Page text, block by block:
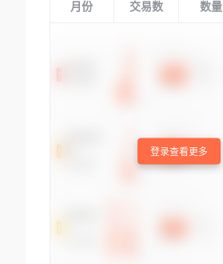
月份 交易数 数量
登录查看更多